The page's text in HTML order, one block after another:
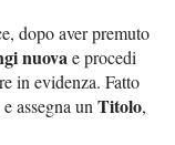
dopo aver premuto
nuovae procedi
in evidenza. Fatto
e assegna unTitolo,